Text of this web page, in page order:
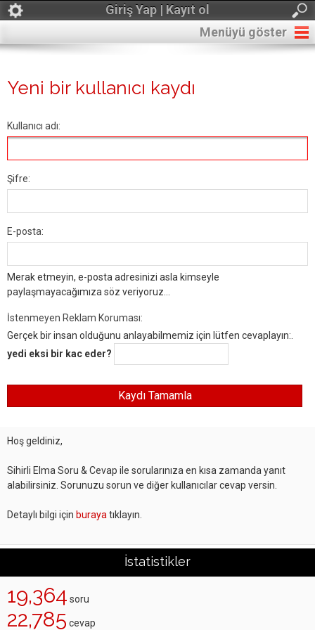
Giriş Yap | Kayıt ol
Menüyü göster
Yeni bir kullanıcı kaydı
Kullanıcı adı:
Şifre:
E-posta:
Merak etmeyin, e-posta adresinizi asla kimseyle
paylaşmayacağımıza söz veriyoruz...
İstenmeyen Reklam Koruması:
Gerçek bir insan olduğunu anlayabilmemiz için lütfen cevaplayın:.
yedi eksi bir kac eder?
Hoş geldiniz,
Sihirli Elma Soru & Cevap ile sorularınıza en kısa zamanda yanıt
alabilirsiniz. Sorunuzu sorun ve diğer kullanıcılar cevap versin.
Detaylı bilgi için buraya tıklayın.
İstatistikler
19,364 soru
22,785 cevap